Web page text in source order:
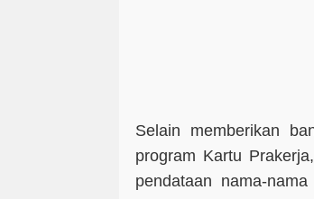
Selain memberikan
program Kartu
pendataan nama-